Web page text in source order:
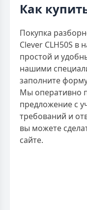
Как
Покупка
Clever CLH50S
простой и
нашими
заполните
Мы оперативно
предложение с
требований и
вы можете
сайте.